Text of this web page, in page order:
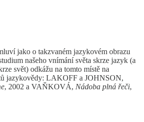
jako o takzvaném jazykovém obrazu
našeho vnímání světa skrze jazyk (a
svět) odkážu na tomto místě na
jazykovědy: LAKOFF a JOHNSON,
, 2002 a VAŇKOVÁ, Nádoba plná řeči,